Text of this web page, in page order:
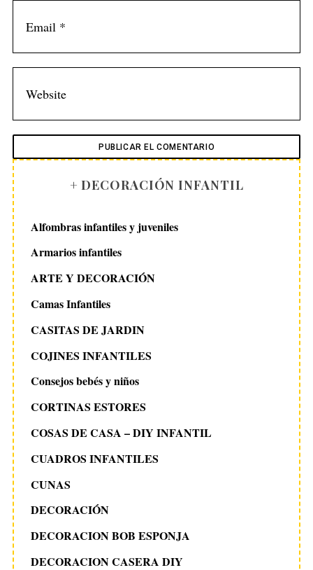
+ DECORACIÓN INFANTIL
Alfombras infantiles y juveniles
Armarios infantiles
ARTE Y DECORACIÓN
Camas Infantiles
CASITAS DE JARDIN
COJINES INFANTILES
Consejos bebés y niños
CORTINAS ESTORES
COSAS DE CASA – DIY INFANTIL
CUADROS INFANTILES
CUNAS
DECORACIÓN
DECORACION BOB ESPONJA
DECORACION CASERA DIY
S
a
c
h